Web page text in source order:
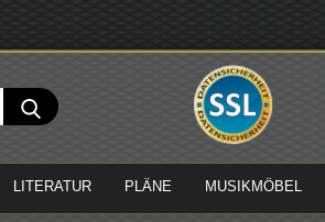
Sprache auswählen
Lieferland
Passwort
Suche...
LITERATUR PLÄNE MUSIKMÖBEL